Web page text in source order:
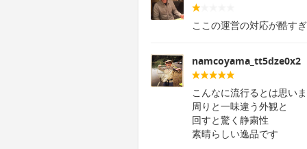
ここの運営の対応が酷す
namcoyama_tt5dze0x2
こんなに流行るとは思い
周りと一味違う外観と
回すと驚く静粛性
素晴らしい逸品です